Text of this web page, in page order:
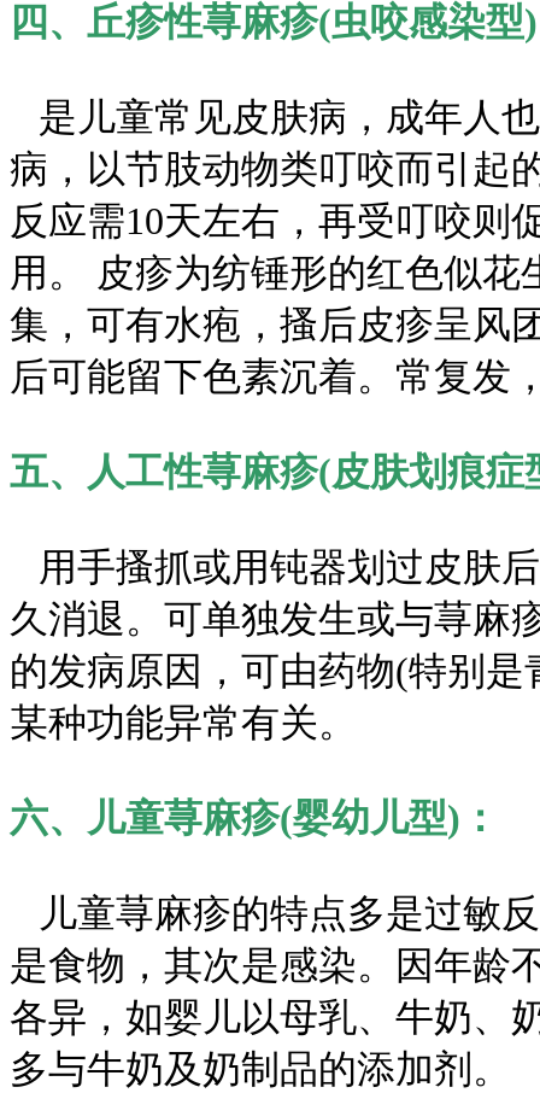
四、丘疹性荨麻疹(虫咬感染型
是儿童常见皮肤病，成年人
病，以节肢动物类叮咬而引起
反应需10天左右，再受叮咬则
用。 皮疹为纺锤形的红色似
集，可有水疱，搔后皮疹呈风
后可能留下色素沉着。常复发
五、人工性荨麻疹(皮肤划痕症
用手搔抓或用钝器划过皮肤
久消退。可单独发生或与荨麻
的发病原因，可由药物(特别
某种功能异常有关。
六、儿童荨麻疹(婴幼儿型)：
儿童荨麻疹的特点多是过敏
是食物，其次是感染。因年龄
各异，如婴儿以母乳、牛奶、
多与牛奶及奶制品的添加剂。